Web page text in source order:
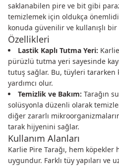
saklanabilen pire ve bit gibi
temizlemek için oldukça
konuda güvenilir ve kullanışlı bir
Özellikleri
Lastik Kaplı Tutma Yeri:
pürüzlü tutma yeri sayesinde
tutuş sağlar. Bu, tüyleri tararken
yardımcı olur.
Temizlik ve Bakım: Tarağın
solüsyonla düzenli olarak
diğer zararlı
tarak hijyenini sağlar.
Kullanım Alanları
Karlie Pire Tarağı, hem
uygundur. Farklı tüy yapıları ve